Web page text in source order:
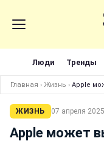
Люди Тренды
Главная › Жизнь › Apple
ЖИЗНЬ 07 апреля
Apple может